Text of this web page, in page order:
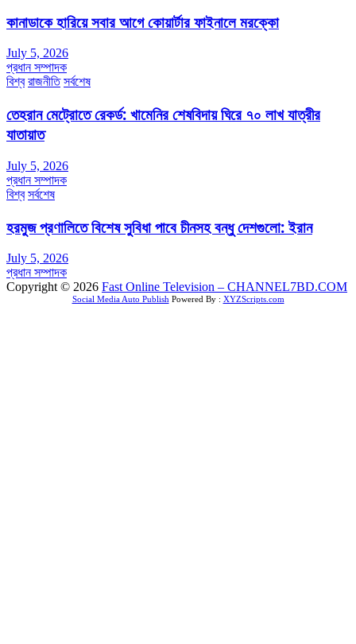
কানাডাকে হারিয়ে সবার আগে কোয়ার্টার ফাইনালে মরক্কো
July 5, 2026
প্রধান সম্পাদক
বিশ্ব রাজনীতি সর্বশেষ
তেহরান মেট্রোতে রেকর্ড: খামেনির শেষবিদায় ঘিরে ৭০ লাখ যাত্রীর
যাতায়াত
July 5, 2026
প্রধান সম্পাদক
বিশ্ব সর্বশেষ
হরমুজ প্রণালিতে বিশেষ সুবিধা পাবে চীনসহ বন্ধু দেশগুলো: ইরান
July 5, 2026
প্রধান সম্পাদক
Copyright © 2026 Fast Online Television – CHANNEL7BD.COM
Social Media Auto Publish Powered By : XYZScripts.com